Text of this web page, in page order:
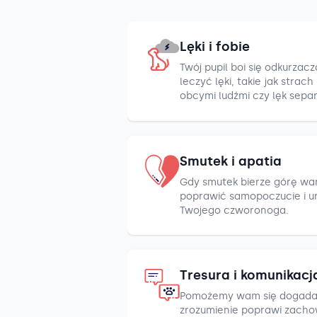
Lęki i fobie
Twój pupil boi się
leczyć lęki, takie jak strach
obcymi ludźmi czy lęk
Smutek i apatia
Gdy smutek bierze górę
poprawić samopoczucie i
Twojego czworonoga.
Tresura i
Pomożemy wam się
zrozumienie poprawi